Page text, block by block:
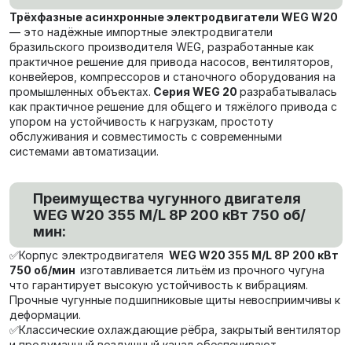
Трёхфазные асинхронные электродвигатели WEG W20
— это надёжные импортные электродвигатели
бразильского производителя WEG, разработанные как
практичное решение для привода насосов, вентиляторов,
конвейеров, компрессоров и станочного оборудования на
промышленных объектах. Серия WEG 20 разрабатывалась
как практичное решение для общего и тяжёлого привода с
упором на устойчивость к нагрузкам, простоту
обслуживания и совместимость с современными
системами автоматизации.
Преимущества чугунного двигателя
WEG W20 355 M/L 8P 200 кВт 750 об/
мин:
✅Корпус электродвигателя WEG W20 355 M/L 8P 200 кВт
750 об/мин изготавливается литьём из прочного чугуна
что гарантирует высокую устойчивость к вибрациям.
Прочные чугунные подшипниковые щиты невосприимчивы к
деформации.
✅Классические охлаждающие рёбра, закрытый вентилятор